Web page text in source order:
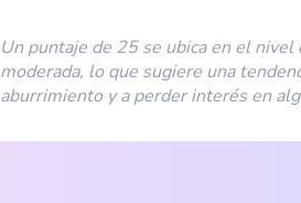
Un puntaje de 25 se ubica en el nivel
moderada, lo que sugiere una
aburrimiento y a perder interés en